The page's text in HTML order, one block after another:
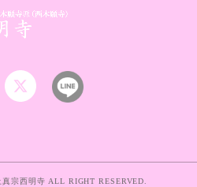
宗西明寺 ALL RIGHT RESERVED.